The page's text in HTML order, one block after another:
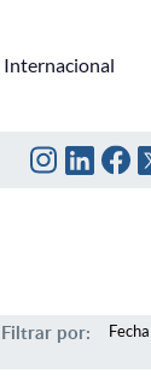
Internacional
Filtrar por: Fecha